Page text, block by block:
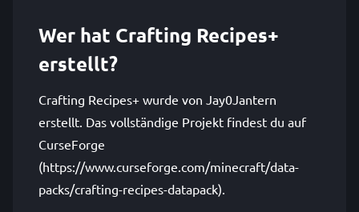
Wer hat Crafting Recipes+
erstellt?
Crafting Recipes+ wurde von Jay0Jantern
erstellt. Das vollständige Projekt findest du auf
CurseForge
(https://www.curseforge.com/minecraft/data-
packs/crafting-recipes-datapack).